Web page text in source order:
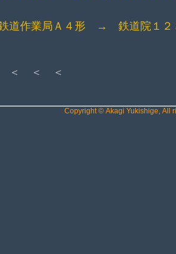
作業局Ａ４形 → 鉄道院１
＜ ＜ ＜
Copyright © Akagi Yukishige, All